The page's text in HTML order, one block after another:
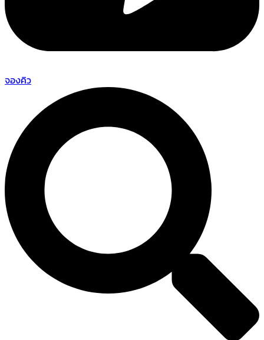
จองคิว